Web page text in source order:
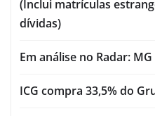
(Inclui matrículas
dívidas)
Em análise no Radar:
ICG compra 33,5% do